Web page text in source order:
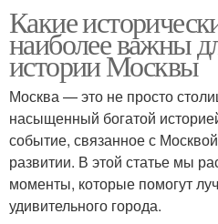
Какие
наиболее важны
истории Москвы
Москва — это не просто
насыщенный богатой
событие, связанное с
развитии. В этой статье мы
моменты, которые помогут
удивительного города.